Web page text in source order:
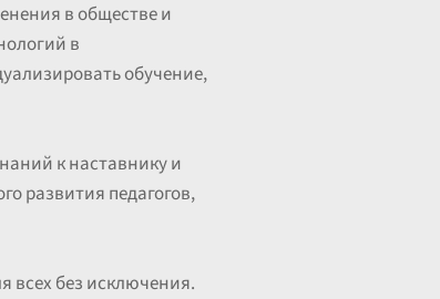
в обществе и
в
обучение,
к наставнику и
развития педагогов,
всех без исключения.